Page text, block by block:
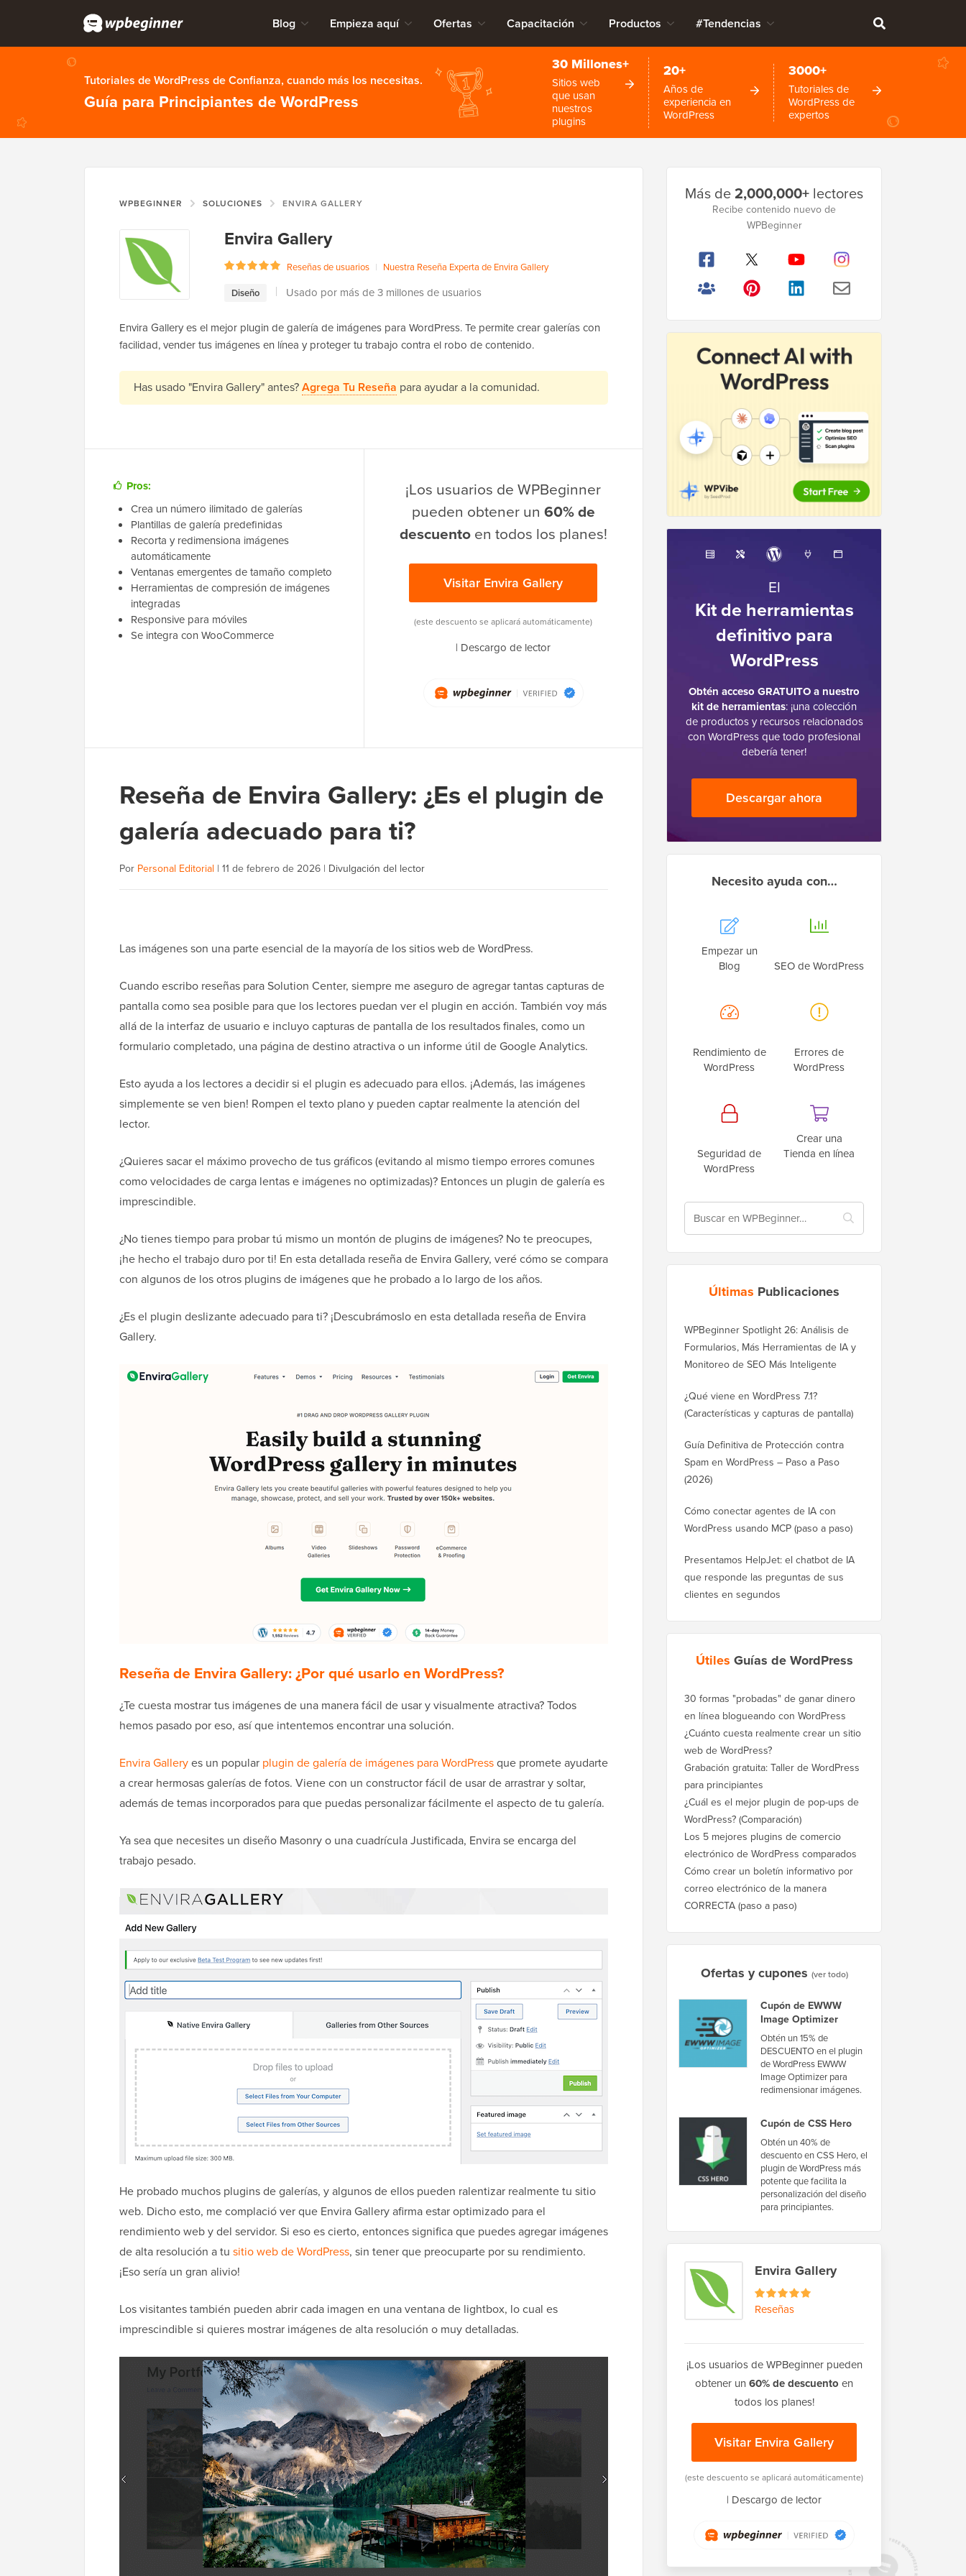
Blog Empieza aquí Ofertas Capacitación Productos #Tendencias
Tutoriales de WordPress de Confianza, cuando más los necesitas.
Guía para Principiantes de WordPress
30 Millones+
Sitios web
que usan
nuestros
plugins
20+
Años de
experiencia en
WordPress
3000+
Tutoriales de
WordPress de
expertos
WPBEGINNER SOLUCIONES ENVIRA GALLERY
Envira Gallery
Reseñas de usuarios | Nuestra Reseña Experta de Envira Gallery
Diseño
Usado por más de 3 millones de usuarios
Envira Gallery es el mejor plugin de galería de imágenes para WordPress. Te permite crear galerías con
facilidad, vender tus imágenes en línea y proteger tu trabajo contra el robo de contenido.
Has usado "Envira Gallery" antes?Agrega Tu Reseña para ayudar a la comunidad.
Pros:
Crea un número ilimitado de galerías
Plantillas de galería predefinidas
Recorta y redimensiona imágenes
automáticamente
Ventanas emergentes de tamaño completo
Herramientas de compresión de imágenes
integradas
Responsive para móviles
Se integra con WooCommerce
¡Los usuarios de WPBeginner
pueden obtener un 60% de
descuentoen todos los planes!
Visitar Envira Gallery
(este descuento se aplicará automáticamente)
| Descargo de lector
Reseña de Envira Gallery: ¿Es el plugin de
galería adecuado para ti?
Por Personal Editorial | 11 de febrero de 2026 | Divulgación del lector
Las imágenes son una parte esencial de la mayoría de los sitios web de WordPress.
Cuando escribo reseñas para Solution Center, siempre me aseguro de agregar tantas capturas de
pantalla como sea posible para que los lectores puedan ver el plugin en acción. También voy más
allá de la interfaz de usuario e incluyo capturas de pantalla de los resultados finales, como un
formulario completado, una página de destino atractiva o un informe útil de Google Analytics.
Esto ayuda a los lectores a decidir si el plugin es adecuado para ellos. ¡Además, las imágenes
simplemente se ven bien! Rompen el texto plano y pueden captar realmente la atención del
lector.
¿Quieres sacar el máximo provecho de tus gráficos (evitando al mismo tiempo errores comunes
como velocidades de carga lentas e imágenes no optimizadas)? Entonces un plugin de galería es
imprescindible.
¿No tienes tiempo para probar tú mismo un montón de plugins de imágenes? No te preocupes,
¡he hecho el trabajo duro por ti! En esta detallada reseña de Envira Gallery, veré cómo se compara
con algunos de los otros plugins de imágenes que he probado a lo largo de los años.
¿Es el plugin deslizante adecuado para ti? ¡Descubrámoslo en esta detallada reseña de Envira
Gallery.
Reseña de Envira Gallery: ¿Por qué usarlo en WordPress?
¿Te cuesta mostrar tus imágenes de una manera fácil de usar y visualmente atractiva? Todos
hemos pasado por eso, así que intentemos encontrar una solución.
Envira Galleryes un popular plugin de galería de imágenes para WordPressque promete ayudarte
a crear hermosas galerías de fotos. Viene con un constructor fácil de usar de arrastrar y soltar,
además de temas incorporados para que puedas personalizar fácilmente el aspecto de tu galería.
Ya sea que necesites un diseño Masonry o una cuadrícula Justificada, Envira se encarga del
trabajo pesado.
He probado muchos plugins de galerías, y algunos de ellos pueden ralentizar realmente tu sitio
web. Dicho esto, me complació ver que Envira Gallery afirma estar optimizado para el
rendimiento web y del servidor. Si eso es cierto, entonces significa que puedes agregar imágenes
de alta resolución a tu sitio web de WordPress, sin tener que preocuparte por su rendimiento.
¡Eso sería un gran alivio!
Los visitantes también pueden abrir cada imagen en una ventana de lightbox, lo cual es
imprescindible si quieres mostrar imágenes de alta resolución o muy detalladas.
lateral
Más de2,000,000+ lectores
Recibe contenido nuevo de
WPBeginner
El
Kit de herramientas
definitivo para
WordPress
Obtén acceso GRATUITO a nuestro
kit de herramientas: ¡una colección
de productos y recursos relacionados
con WordPress que todo profesional
debería tener!
Descargar ahora
Necesito ayuda con…
Empezar un
Blog
SEO de WordPress
Rendimiento de
WordPress
Errores de
WordPress
Seguridad de
WordPress
Crear una
Tienda en línea
Últimas Publicaciones
WPBeginner Spotlight 26: Análisis de
Formularios, Más Herramientas de IA y
Monitoreo de SEO Más Inteligente
¿Qué viene en WordPress 7.1?
(Características y capturas de pantalla)
Guía Definitiva de Protección contra
Spam en WordPress – Paso a Paso
(2026)
Cómo conectar agentes de IA con
WordPress usando MCP (paso a paso)
Presentamos HelpJet: el chatbot de IA
que responde las preguntas de sus
clientes en segundos
Útiles Guías de WordPress
30 formas "probadas" de ganar dinero
en línea blogueando con WordPress
¿Cuánto cuesta realmente crear un sitio
web de WordPress?
Grabación gratuita: Taller de WordPress
para principiantes
¿Cuál es el mejor plugin de pop-ups de
WordPress? (Comparación)
Los 5 mejores plugins de comercio
electrónico de WordPress comparados
Cómo crear un boletín informativo por
correo electrónico de la manera
CORRECTA (paso a paso)
Ofertas y cupones (ver todo)
Cupón de EWWW
Image Optimizer
Obtén un 15% de
DESCUENTO en el plugin
de WordPress EWWW
Image Optimizer para
redimensionar imágenes.
Cupón de CSS Hero
Obtén un 40% de
descuento en CSS Hero, el
plugin de WordPress más
potente que facilita la
personalización del diseño
para principiantes.
Envira Gallery
Reseñas
¡Los usuarios de WPBeginner pueden
obtener un 60% de descuento en
todos los planes!
Visitar Envira Gallery
(este descuento se aplicará automáticamente)
| Descargo de lector